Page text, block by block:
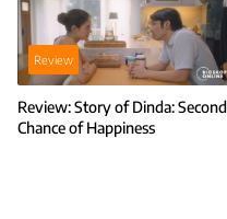
Review
Review: Story of Dinda: Second
Chance of Happiness